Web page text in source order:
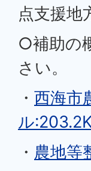
点支援地
○補助の
さい。
・ 西海市
ル
・ 農地等